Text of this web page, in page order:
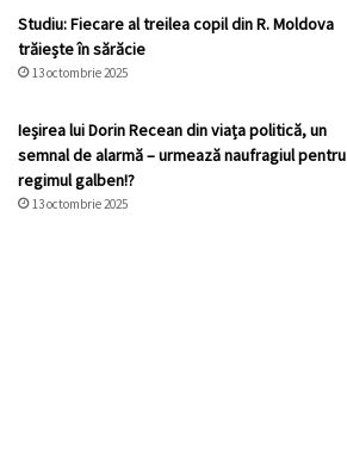
Studiu: Fiecare al treilea copil din R. Moldova
trăiește în sărăcie
13 octombrie 2025
Ieșirea lui Dorin Recean din viața politică, un
semnal de alarmă – urmează naufragiul pentru
regimul galben!?
13 octombrie 2025